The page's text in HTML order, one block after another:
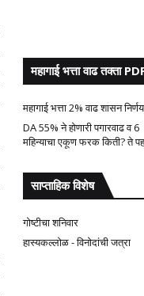
महागाई भत्ता वाढ तक्ता
महागाई भत्ता 2% वाढ शासन निर्णय
DA 55% ने होणारी पगारवाढ व 6
महिन्याचा एकूण फरक किती? ते
साप्ताहिक विशेष
गोष्टीचा शनिवार
हास्यकल्लोळ - विनोदांची जत्रा